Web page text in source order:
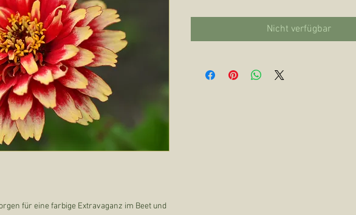
für eine farbige Extravaganz im Beet und
Nicht verfügbar